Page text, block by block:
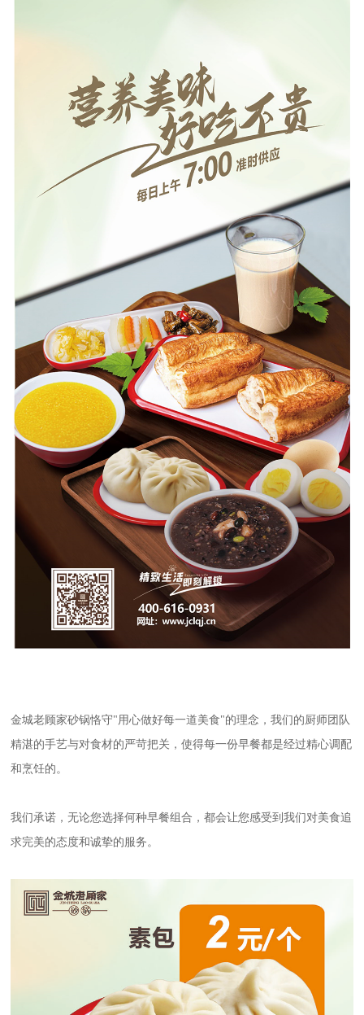
金城老顾家砂锅恪守"用心做好每一道美食"的理念，我们的厨师团队
精湛的手艺与对食材的严苛把关，使得每一份早餐都是经过精心调配
和烹饪的。
我们承诺，无论您选择何种早餐组合，都会让您感受到我们对美食追
求完美的态度和诚挚的服务。